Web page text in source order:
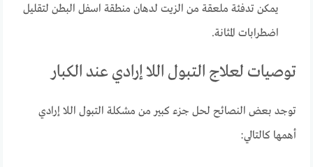
يمكن تدفئة ملعقة من الزيت لدهان منطقة اسفل البطن لتقليل
اضطرابات المثانة.
توصيات لعلاج التبول اللا إرادي عند الكبار
توجد بعض النصائح لحل جزء كبير من مشكلة التبول اللا إرادي
أهمها كالتالي: